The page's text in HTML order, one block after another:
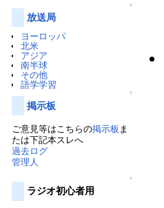
↑
放送局
ヨーロッパ
北米
アジア
南半球
その他
語学学習
↑
掲示板
ご意見等はこちらの掲示板 ま
たは下記本スレへ
過去ログ
管理人
↑
ラジオ初心者用